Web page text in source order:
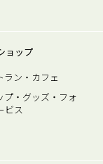
ョップ
ラン・カフェ
プ・グッズ・フォ
ビス